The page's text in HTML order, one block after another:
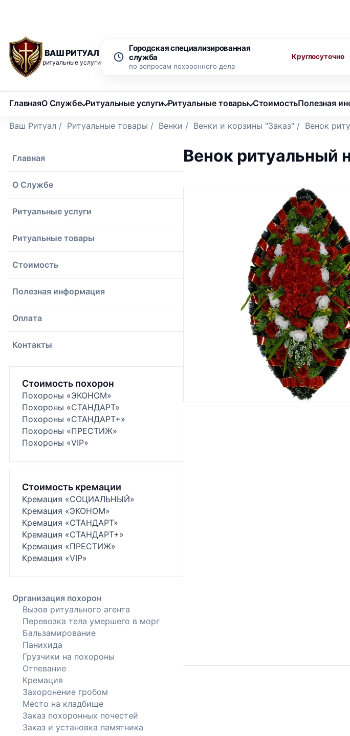
ВАШ РИТУАЛ
ритуальные услуги
Городская специализированная
служба
по вопросам похоронного дела
Круглосуточно
ГлавнаяО Службе Ритуальные услуги Ритуальные товары СтоимостьПолезная
Ваш Ритуал / Ритуальные товары / Венки / Венки и корзины "Заказ" / Венок
Главная
О Службе
Ритуальные услуги
Ритуальные товары
Стоимость
Полезная информация
Оплата
Контакты
Стоимость похорон
Похороны «ЭКОНОМ»
Похороны «СТАНДАРТ»
Похороны «СТАНДАРТ+»
Похороны «ПРЕСТИЖ»
Похороны «VIP»
Стоимость кремации
Кремация «СОЦИАЛЬНЫЙ»
Кремация «ЭКОНОМ»
Кремация «СТАНДАРТ»
Кремация «СТАНДАРТ+»
Кремация «ПРЕСТИЖ»
Кремация «VIP»
Организация похорон
Вызов ритуального агента
Перевозка тела умершего в морг
Бальзамирование
Панихида
Грузчики на похороны
Отпевание
Кремация
Захоронение гробом
Место на кладбище
Заказ похоронных почестей
Заказ и установка памятника
Венок ритуальный